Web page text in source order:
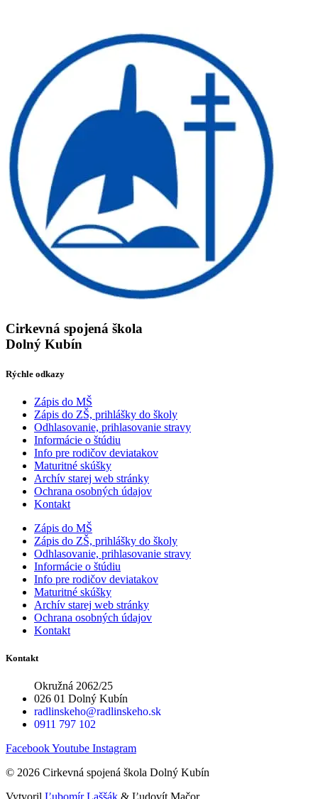
Cirkevná spojená škola
Dolný Kubín
Rýchle odkazy
Zápis do MŠ
Zápis do ZŠ, prihlášky do školy
Odhlasovanie, prihlasovanie stravy
Informácie o štúdiu
Info pre rodičov deviatakov
Maturitné skúšky
Archív starej web stránky
Ochrana osobných údajov
Kontakt
Zápis do MŠ
Zápis do ZŠ, prihlášky do školy
Odhlasovanie, prihlasovanie stravy
Informácie o štúdiu
Info pre rodičov deviatakov
Maturitné skúšky
Archív starej web stránky
Ochrana osobných údajov
Kontakt
Kontakt
Okružná 2062/25
026 01 Dolný Kubín
radlinskeho@radlinskeho.sk
0911 797 102
FacebookYoutube Instagram
© 2026 Cirkevná spojená škola Dolný Kubín